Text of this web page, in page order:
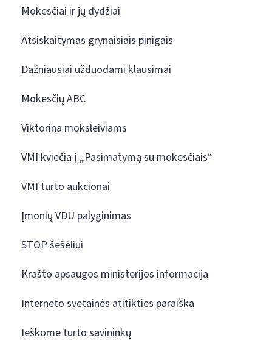
Mokesčiai ir jų dydžiai
Atsiskaitymas grynaisiais pinigais
Dažniausiai užduodami klausimai
Mokesčių ABC
Viktorina moksleiviams
VMI kviečia į „Pasimatymą su mokesčiais“
VMI turto aukcionai
Įmonių VDU palyginimas
STOP šešėliui
Krašto apsaugos ministerijos informacija
Interneto svetainės atitikties paraiška
Ieškome turto savininkų